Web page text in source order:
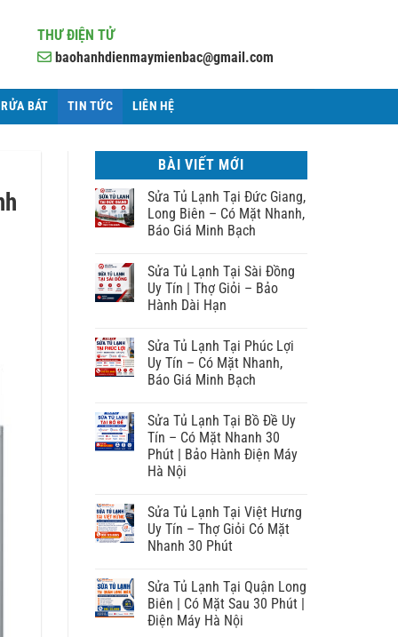
THƯ ĐIỆN TỬ
baohanhdienmaymienbac@gmail.com
BÁT TIN TỨC LIÊN HỆ
BÀI VIẾT MỚI
Sửa Tủ Lạnh Tại Đức Giang,
Long Biên – Có Mặt Nhanh,
Báo Giá Minh Bạch
Sửa Tủ Lạnh Tại Sài Đồng
Uy Tín | Thợ Giỏi – Bảo
Hành Dài Hạn
Sửa Tủ Lạnh Tại Phúc Lợi
Uy Tín – Có Mặt Nhanh,
Báo Giá Minh Bạch
Sửa Tủ Lạnh Tại Bồ Đề Uy
Tín – Có Mặt Nhanh 30
Phút | Bảo Hành Điện Máy
Hà Nội
Sửa Tủ Lạnh Tại Việt Hưng
Uy Tín – Thợ Giỏi Có Mặt
Nhanh 30 Phút
Sửa Tủ Lạnh Tại Quận Long
Biên | Có Mặt Sau 30 Phút |
Điện Máy Hà Nội